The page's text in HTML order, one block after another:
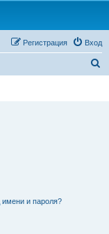
Вход
Регистрация
имени и пароля?